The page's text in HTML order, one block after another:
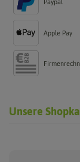
Paypal
Apple Pay
Unsere